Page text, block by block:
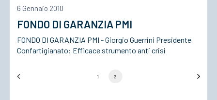
6 Gennaio 2010
FONDO DI GARANZIA PMI
FONDO DI GARANZIA PMI - Giorgio Guerrini Presidente
Confartigianato: Efficace strumento anti crisi
1 2